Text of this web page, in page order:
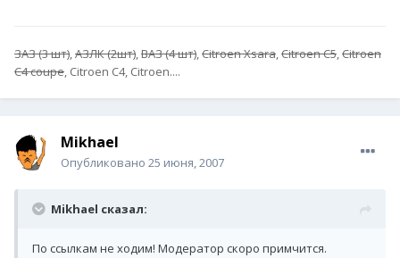
ЗАЗ (3 шт),АЗЛК (2шт),ВАЗ (4 шт),Citroen Xsara,Citroen C5,Citroen
C4 coupe, Citroen C4, Citroen....
Mikhael
Опубликовано 25 июня, 2007
Mikhael сказал:
По ссылкам не ходим! Модератор скоро примчится.